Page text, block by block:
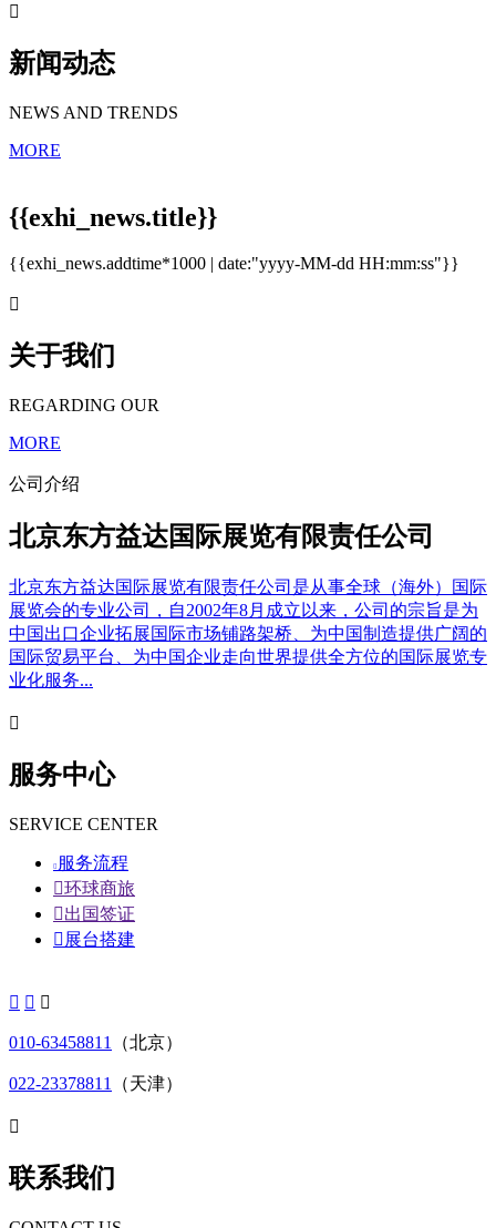

新闻动态
NEWS AND TRENDS
MORE
{{exhi_news.title}}
{{exhi_news.addtime*1000 | date:"yyyy-MM-dd HH:mm:ss"}}

关于我们
REGARDING OUR
MORE
公司介绍
北京东方益达国际展览有限责任公司
北京东方益达国际展览有限责任公司是从事全球（海外）国际
展览会的专业公司，自2002年8月成立以来，公司的宗旨是为
中国出口企业拓展国际市场铺路架桥、为中国制造提供广阔的
国际贸易平台、为中国企业走向世界提供全方位的国际展览专
业化服务...

服务中心
SERVICE CENTER
 服务流程
环球商旅
出国签证
 展台搭建
  
010-63458811 （北京）
022-23378811 （天津）

联系我们